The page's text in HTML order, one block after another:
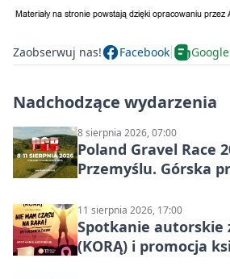
Zaobserwuj nas! Facebook
Nadchodzące wydarzenia
8 sierpnia 2026, 07:00
Poland Gravel Race
Przemyślu. Górska
11 sierpnia 2026, 17:00
Spotkanie autorskie
(KORĄ) i promocja